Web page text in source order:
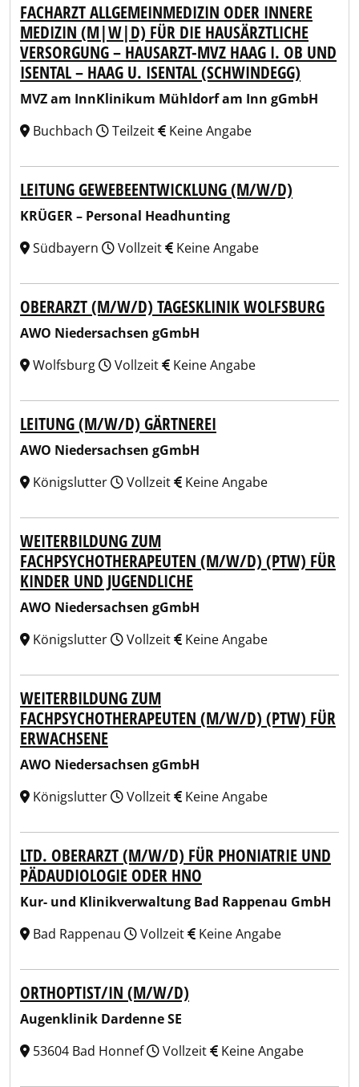
FACHARZT ALLGEMEINMEDIZIN ODER INNERE
MEDIZIN (M|W|D) FÜR DIE HAUSÄRZTLICHE
VERSORGUNG – HAUSARZT-MVZ HAAG I. OB UND
ISENTAL – HAAG U. ISENTAL (SCHWINDEGG)
MVZ am InnKlinikum Mühldorf am Inn gGmbH
Buchbach
Teilzeit Keine Angabe
LEITUNG GEWEBEENTWICKLUNG (M/W/D)
KRÜGER – Personal Headhunting
Südbayern
Vollzeit Keine Angabe
OBERARZT (M/W/D) TAGESKLINIK WOLFSBURG
AWO Niedersachsen gGmbH
Wolfsburg
Vollzeit Keine Angabe
LEITUNG (M/W/D) GÄRTNEREI
AWO Niedersachsen gGmbH
Königslutter
Vollzeit Keine Angabe
WEITERBILDUNG ZUM
FACHPSYCHOTHERAPEUTEN (M/W/D) (PTW) FÜR
KINDER UND JUGENDLICHE
AWO Niedersachsen gGmbH
Königslutter
Vollzeit Keine Angabe
WEITERBILDUNG ZUM
FACHPSYCHOTHERAPEUTEN (M/W/D) (PTW) FÜR
ERWACHSENE
AWO Niedersachsen gGmbH
Königslutter
Vollzeit Keine Angabe
LTD. OBERARZT (M/W/D) FÜR PHONIATRIE UND
PÄDAUDIOLOGIE ODER HNO
Kur- und Klinikverwaltung Bad Rappenau GmbH
Bad Rappenau
Vollzeit Keine Angabe
ORTHOPTIST/IN (M/W/D)
Augenklinik Dardenne SE
53604 Bad Honnef
Vollzeit Keine Angabe